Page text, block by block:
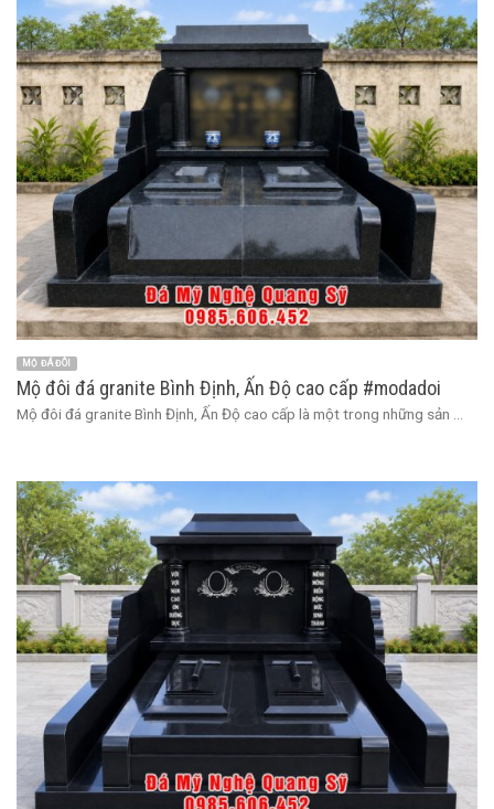
MỘ ĐÁ ĐÔI
Mộ đôi đá granite Bình Định, Ấn Độ cao cấp #modadoi
Mộ đôi đá granite Bình Định, Ấn Độ cao cấp là một trong những sản ...